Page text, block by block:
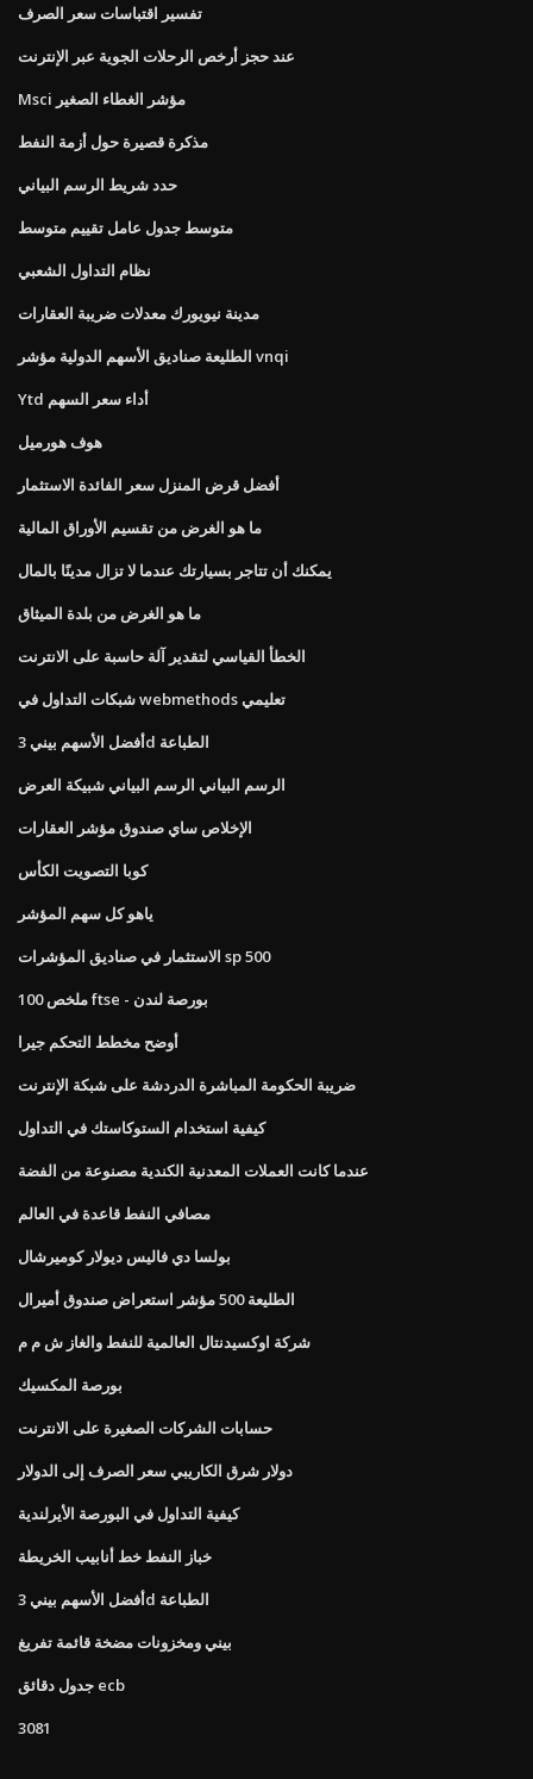
تفسير اقتباسات سعر الصرف
عند حجز أرخص الرحلات الجوية عبر الإنترنت
Msci مؤشر الغطاء الصغير
مذكرة قصيرة حول أزمة النفط
حدد شريط الرسم البياني
متوسط ​​جدول عامل تقييم متوسط
نظام التداول الشعبي
مدينة نيويورك معدلات ضريبة العقارات
الطليعة صناديق الأسهم الدولية مؤشر vnqi
Ytd أداء سعر السهم
هوف هورميل
أفضل قرض المنزل سعر الفائدة الاستثمار
ما هو الغرض من تقسيم الأوراق المالية
يمكنك أن تتاجر بسيارتك عندما لا تزال مدينًا بالمال
ما هو الغرض من بلدة الميثاق
الخطأ القياسي لتقدير آلة حاسبة على الانترنت
شبكات التداول في webmethods تعليمي
أفضل الأسهم بيني 3d الطباعة
الرسم البياني الرسم البياني شبيكة العرض
الإخلاص ساي صندوق مؤشر العقارات
كوبا التصويت الكأس
ياهو كل سهم المؤشر
الاستثمار في صناديق المؤشرات sp 500
ملخص 100 ftse - بورصة لندن
أوضح مخطط التحكم جيرا
ضريبة الحكومة المباشرة الدردشة على شبكة الإنترنت
كيفية استخدام الستوكاستك في التداول
عندما كانت العملات المعدنية الكندية مصنوعة من الفضة
مصافي النفط قاعدة في العالم
بولسا دي فاليس ديولار كوميرشال
الطليعة 500 مؤشر استعراض صندوق أميرال
شركة اوكسيدنتال العالمية للنفط والغاز ش م م
بورصة المكسيك
حسابات الشركات الصغيرة على الانترنت
دولار شرق الكاريبي سعر الصرف إلى الدولار
كيفية التداول في البورصة الأيرلندية
خباز النفط خط أنابيب الخريطة
أفضل الأسهم بيني 3d الطباعة
بيني ومخزونات مضخة قائمة تفريغ
جدول دقائق ecb
3081